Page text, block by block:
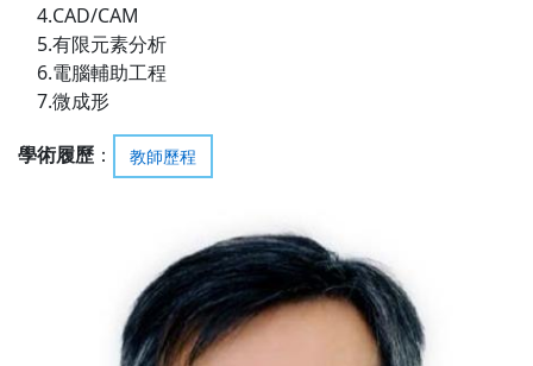
4.CAD/CAM
5.有限元素分析
6.電腦輔助工程
7.微成形
學術履歷 ： 教師歷程